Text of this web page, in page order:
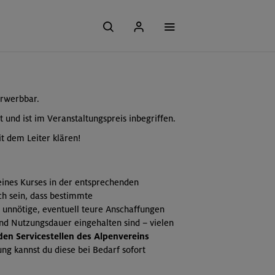
und ist im Veranstaltungspreis inbegriffen.
dem Leiter klären!
Kurses in der entsprechenden
sein, dass bestimmte
eventuell teure Anschaffungen
Nutzungsdauer eingehalten sind – vielen
Servicestellen des Alpenvereins
kannst du diese bei Bedarf sofort